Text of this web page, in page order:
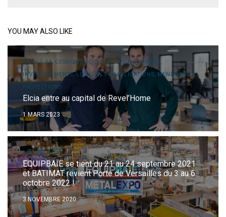
YOU MAY ALSO LIKE
ACTU 2.0#, CESSIONS-ACQUISITIONS, INITIATIVES,
INVESTISSEMENTS, LOGICIELS & APPLICATIONS, MENUISERIES,
PROTECTIONS
Elcia entre au capital de Revel’Home
1 MARS 2023
SALONS
EQUIPBAIE se tient du 21 au 24 septembre 2021
et BATIMAT revient Porte de Versailles du 3 au 6
octobre 2022 !
3 NOVEMBRE 2020